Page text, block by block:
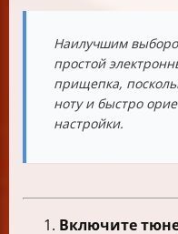
Наилучшим
простой
прищепка,
ноту и быстро
настройки.
Включите